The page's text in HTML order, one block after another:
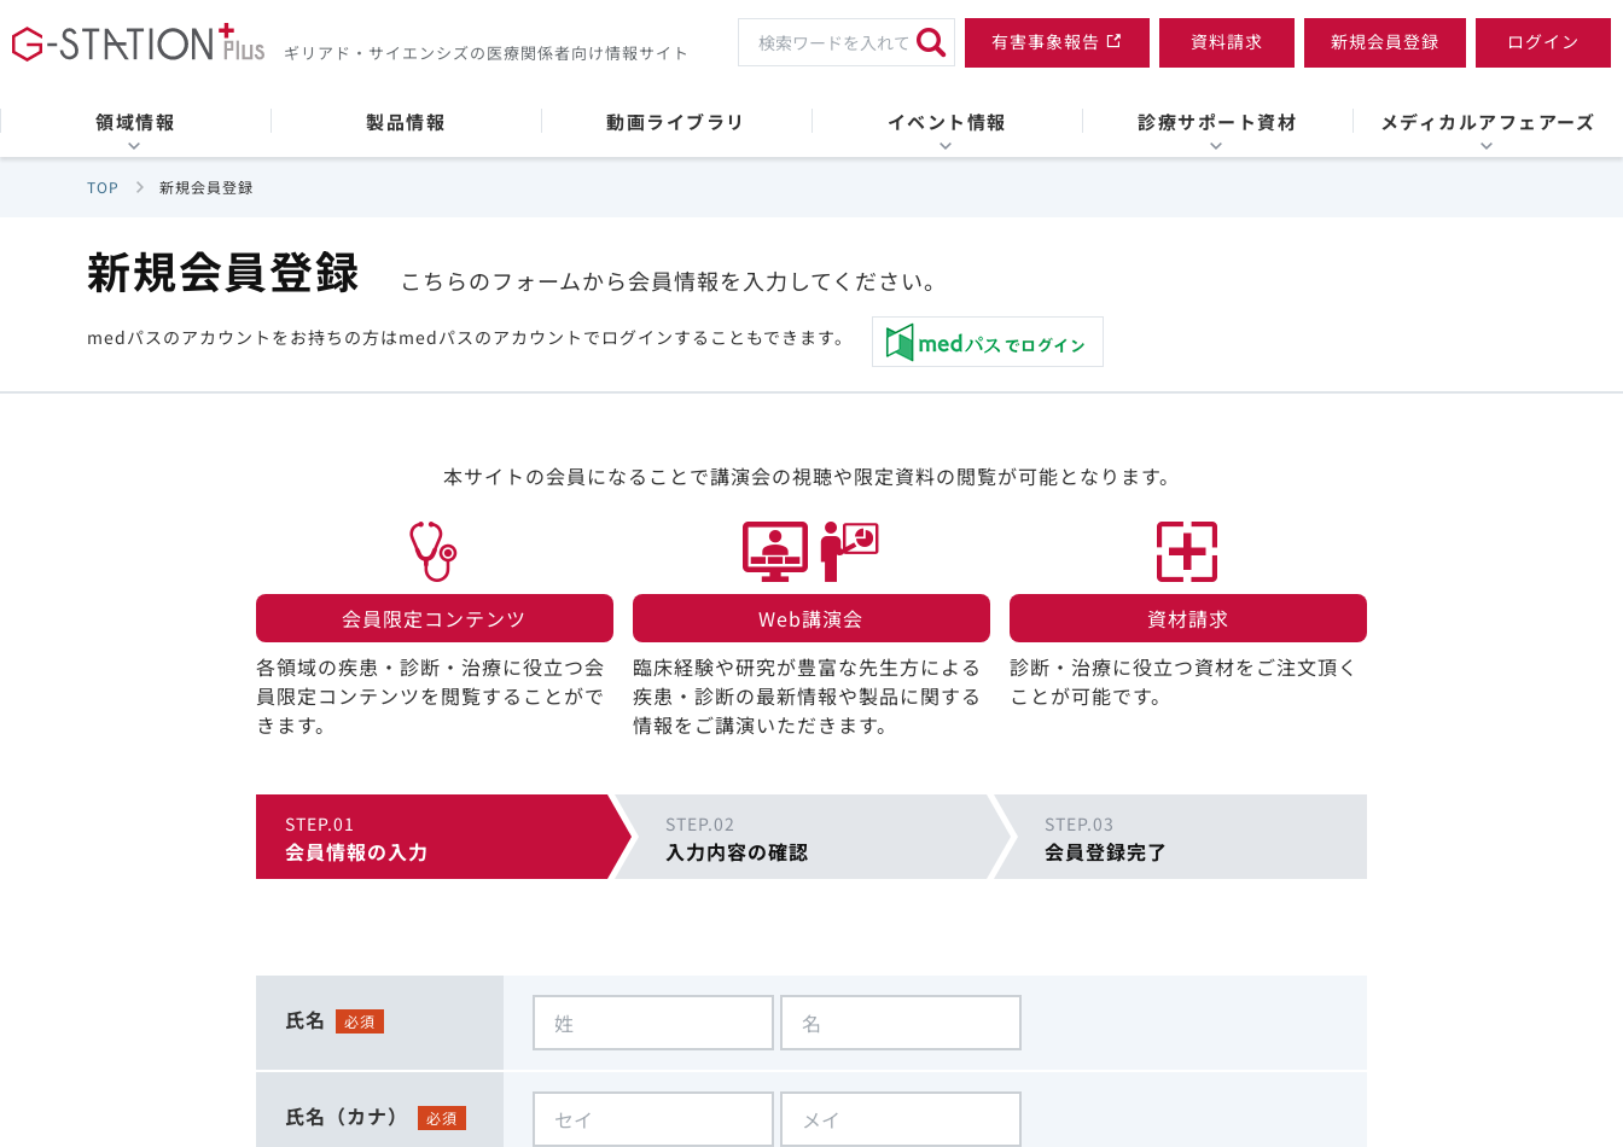
ギリアド・サイエンシズの医療関係者向け情報サイト 有害事象報告 資料請求 新規会員登録 ログイン
領域情報 製品情報 動画ライブラリ イベント情報 診療サポート資材 メディカルアフェアーズ
TOP 新規会員登録
新規会員登録 こちらのフォームから会員情報を入力してください。
medパスのアカウントをお持ちの方はmedパスのアカウントでログインすることもできます。
本サイトの会員になることで講演会の視聴や限定資料の閲覧が可能となります。
会員限定コンテンツ​
各領域の疾患・診断・治療に役立つ会
員限定コンテンツを閲覧することがで
きます。​
Web講演会​
臨床経験や研究が豊富な先生方による
疾患・診断の最新情報や製品に関する
情報をご講演いただきます。
資材請求​
診断・治療に役立つ資材をご注文頂く
ことが可能です。
STEP.01
会員情報の入力
STEP.02
入力内容の確認
STEP.03
会員登録完了
氏名 必須
氏名（カナ） 必須